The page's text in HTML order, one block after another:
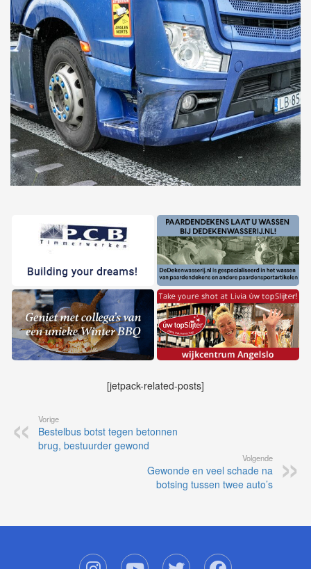
[jetpack-related-posts]
Vorige
Bestelbus botst tegen betonnen
brug, bestuurder gewond
Volgende
Gewonde en veel schade na
botsing tussen twee auto’s